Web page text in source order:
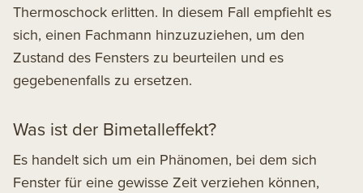
Thermoschock erlitten. In diesem Fall empfiehlt es
sich, einen Fachmann hinzuzuziehen, um den
Zustand des Fensters zu beurteilen und es
gegebenenfalls zu ersetzen.
Was ist der Bimetalleffekt?
Es handelt sich um ein Phänomen, bei dem sich
Fenster für eine gewisse Zeit verziehen können,